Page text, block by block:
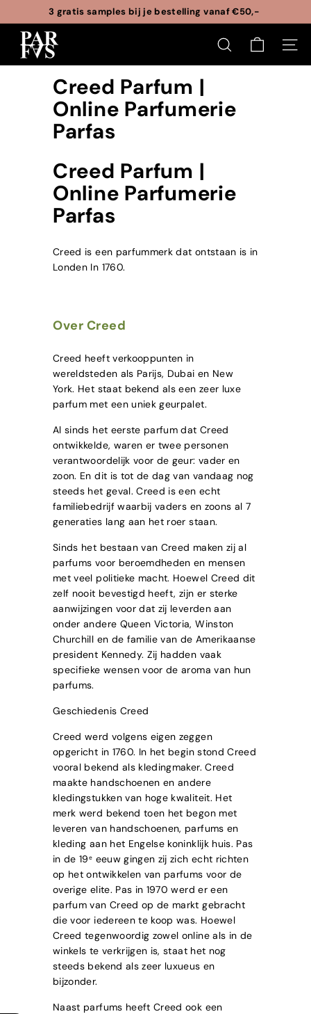
naar
inhoud
Pauze
3 gratis samples bij je bestelling vanaf €50,-
P
a
ZOEKEN SITE
Creed Parfum |
Online Parfumerie
Parfas
Creed Parfum |
Online Parfumerie
Parfas
Creed is een parfummerk dat ontstaan is in
Londen In 1760.
Over Creed
Creed heeft verkooppunten in
wereldsteden als Parijs, Dubai en New
York. Het staat bekend als een zeer luxe
parfum met een uniek geurpalet.
Al sinds het eerste parfum dat Creed
ontwikkelde, waren er twee personen
verantwoordelijk voor de geur: vader en
zoon. En dit is tot de dag van vandaag nog
steeds het geval. Creed is een echt
familiebedrijf waarbij vaders en zoons al 7
generaties lang aan het roer staan.
Sinds het bestaan van Creed maken zij al
parfums voor beroemdheden en mensen
met veel politieke macht. Hoewel Creed dit
zelf nooit bevestigd heeft, zijn er sterke
aanwijzingen voor dat zij leverden aan
onder andere Queen Victoria, Winston
Churchill en de familie van de Amerikaanse
president Kennedy. Zij hadden vaak
specifieke wensen voor de aroma van hun
parfums.
Geschiedenis Creed
Creed werd volgens eigen zeggen
opgericht in 1760. In het begin stond Creed
vooral bekend als kledingmaker. Creed
maakte handschoenen en andere
kledingstukken van hoge kwaliteit. Het
merk werd bekend toen het begon met
leveren van handschoenen, parfums en
kleding aan het Engelse koninklijk huis. Pas
in de 19e eeuw gingen zij zich echt richten
op het ontwikkelen van parfums voor de
overige elite. Pas in 1970 werd er een
parfum van Creed op de markt gebracht
die voor iedereen te koop was. Hoewel
Creed tegenwoordig zowel online als in de
winkels te verkrijgen is, staat het nog
steeds bekend als zeer luxueus en
bijzonder.
Naast parfums heeft Creed ook een